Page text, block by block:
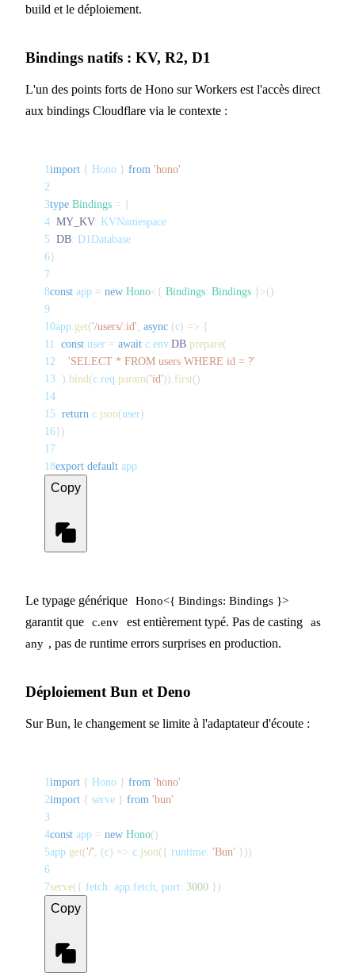
build et le déploiement.
Bindings natifs : KV, R2, D1
L'un des points forts de Hono sur Workers est l'accès direct
aux bindings Cloudflare via le contexte :
1import { Hono } from 'hono'
2
3type Bindings = {
4 MY_KV: KVNamespace
5 DB: D1Database
6}
7
8const app = new Hono<{ Bindings: Bindings }>( )
9
10app get('/users/:id' async (c) => {
11
const user = await c env.DB prepare(
12
'SELECT * FROM users WHERE id = ?'
13
) bind(c req param('id')) first( )
14
15 return c json(user)
16} )
17
18export default app
Copy
Le typage générique Hono<{ Bindings: Bindings }>
garantit que c.env est entièrement typé. Pas de casting
as
any , pas de runtime errors surprises en production.
Déploiement Bun et Deno
Sur Bun, le changement se limite à l'adaptateur d'écoute :
1import { Hono } from 'hono'
2import { serve } from 'bun'
3
4const app = new Hono( )
5app get('/' (c) => c json( { runtime: 'Bun' } ))
6
7serve( { fetch: app fetch port: 3000 } )
Copy